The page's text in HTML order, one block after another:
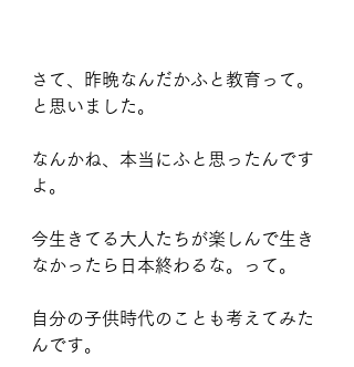
さて、昨晩なんだかふと教育って。
と思いました。
なんかね、本当にふと思ったんです
よ。
今生きてる大人たちが楽しんで生き
なかったら日本終わるな。って。
自分の子供時代のことも考えてみた
んです。